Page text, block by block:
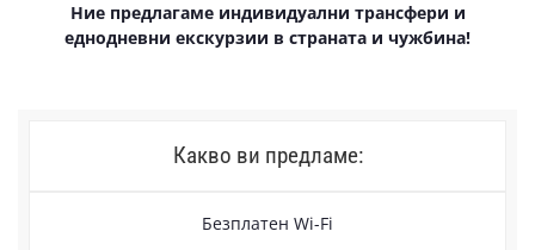
Ние предлагаме индивидуални трансфери и
еднодневни екскурзии в страната и чужбина!
Какво ви предламе:
Безплатен Wi-Fi